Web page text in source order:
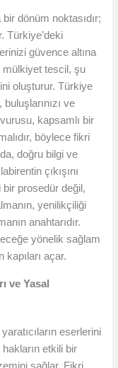
dönüm noktasıdır;
Türkiye’deki
güvence altına
mülkiyet tescil, şu
oluşturur. Türkiye
ve
kapsamlı bir
böylece fikri
doğru bilgi ve
çıkışını
prosedür değil,
yenilikçiliği
anahtarıdır.
yönelik sağlam
kapıları açar.
ve Yasal
eserlerini
etkili bir